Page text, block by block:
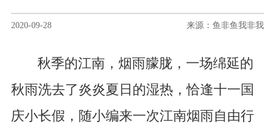
2020-09-28 来源：鱼非鱼我非我
秋季的江南，烟雨朦胧，一场绵延的
秋雨洗去了炎炎夏日的湿热，恰逢十一国
庆小长假，随小编来一次江南烟雨自由行